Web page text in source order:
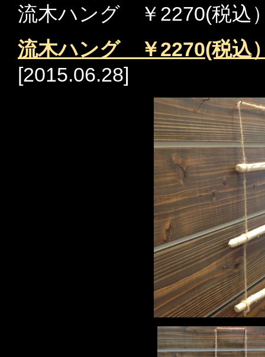
流木ハング ￥2270(税込
流木ハング ￥2270(税込
[2015.06.28]